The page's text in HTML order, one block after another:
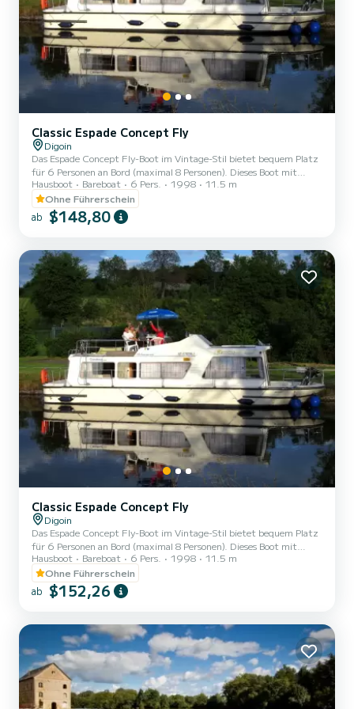
Classic Espade Concept Fly
Digoin
Das Espade Concept Fly-Boot im Vintage-Stil bietet bequem Platz
für 6 Personen an Bord (maximal 8 Personen). Dieses Boot mit
flachem Boden ist dank seiner großen Fenster sehr angenehm und
hell. Es besteht aus 2 Kabinen: eine hintere Kabine mit einem
Doppelbett und einem Einzelbett und eine mittlere Kabine mit
einem Doppelbett. Die quadratische Ecke beherbergt eine
werden kann, sowie eine ausgestattete Küche. Es gibt auch
Sanitäranlag...
Hausboot Bareboat 6 Pers. 1998
11.5 m
Ohne Führerschein
ab $148,80
Classic Espade Concept Fly
Digoin
Das Espade Concept Fly-Boot im Vintage-Stil bietet bequem Platz
für 6 Personen an Bord (maximal 8 Personen). Dieses Boot mit
flachem Boden ist dank seiner großen Fenster sehr angenehm und
hell. Es besteht aus 2 Kabinen: eine hintere Kabine mit einem
Doppelbett und einem Einzelbett und eine mittlere Kabine mit
einem Doppelbett. Die quadratische Ecke beherbergt eine
werden kann, sowie eine ausgestattete Küche. Es gibt auch
Sanitäranlag...
Hausboot Bareboat 6 Pers. 1998
11.5 m
Ohne Führerschein
ab $152,26